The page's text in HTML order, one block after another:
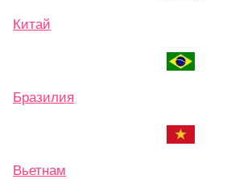
Китай
Бразилия
Вьетнам